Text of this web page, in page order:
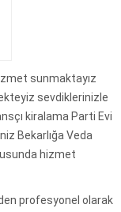
sunmaktayız
sevdiklerinizle
kiralama Parti Evi
Bekarlığa Veda
hizmet
profesyonel olarak